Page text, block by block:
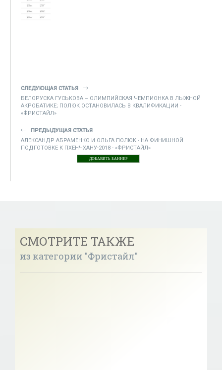
СЛЕДУЮЩАЯ СТАТЬЯ
БЕЛОРУСКА ГУСЬКОВА – ОЛИМПИЙСКАЯ ЧЕМПИОНКА В ЛЫЖНОЙ
АКРОБАТИКЕ; ПОЛЮК ОСТАНОВИЛАСЬ В КВАЛИФИКАЦИИ -
«ФРИСТАЙЛ»
ПРЕДЫДУЩАЯ СТАТЬЯ
АЛЕКСАНДР АБРАМЕНКО И ОЛЬГА ПОЛЮК - НА ФИНИШНОЙ
ПОДГОТОВКЕ К ПХЕНЧХАНУ-2018 - «ФРИСТАЙЛ»
ДОБАВИТЬ БАННЕР
СМОТРИТЕ ТАКЖЕ
из категории "Фристайл"